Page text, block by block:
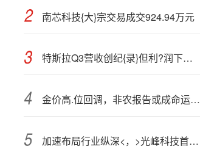
南芯科技{大}宗交易成交924.94万元
特斯拉Q3营收创纪{录}但利?润下滑 股价盘后一度跌近5%
金价高.位回调，非农报告或成命运转折点？
加速布局行业纵深<，>光峰科技首度参展2025海博会